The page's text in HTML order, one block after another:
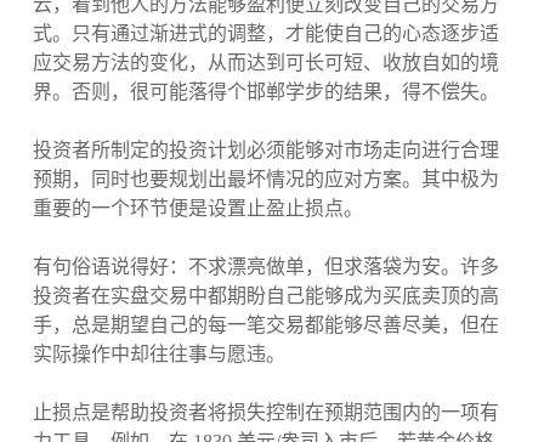
云，看到他人的方法能够盈利便立刻改变自己的交易方
式。只有通过渐进式的调整，才能使自己的心态逐步适
应交易方法的变化，从而达到可长可短、收放自如的境
界。否则，很可能落得个邯郸学步的结果，得不偿失。
投资者所制定的投资计划必须能够对市场走向进行合理
预期，同时也要规划出最坏情况的应对方案。其中极为
重要的一个环节便是设置止盈止损点。
有句俗语说得好：不求漂亮做单，但求落袋为安。许多
投资者在实盘交易中都期盼自己能够成为买底卖顶的高
手，总是期望自己的每一笔交易都能够尽善尽美，但在
实际操作中却往往事与愿违。
止损点是帮助投资者将损失控制在预期范围内的一项有